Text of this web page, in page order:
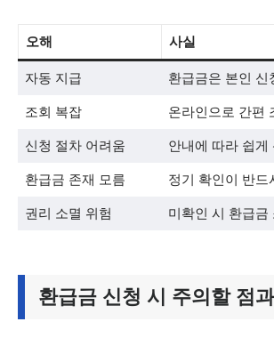
오해 사실
자동 지급 환급금은 본인 신
조회 복잡 온라인으로 간편
신청 절차 어려움 안내에 따라 쉽게
환급금 존재 모름 정기 확인이 반드
권리 소멸 위험 미확인 시 환급금
환급금 신청 시 주의할 점